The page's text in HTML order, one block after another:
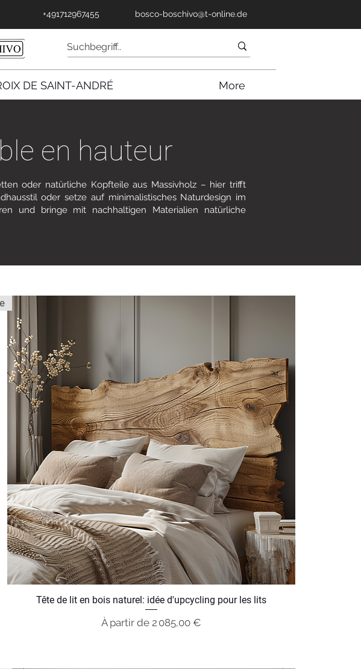
+491712967455 bosco-boschivo@t-online.de
DE SAINT-ANDRÉ More
en hauteur
oder natürliche Kopfteile aus Massivholz – hier trifft
oder setze auf minimalistisches Naturdesign im
und bringe mit nachhaltigen Materialien natürliche
Tête de lit en bois naturel: idée d'upcycling pour les lits
À partir de 2 085,00 €
Prix promotionnel